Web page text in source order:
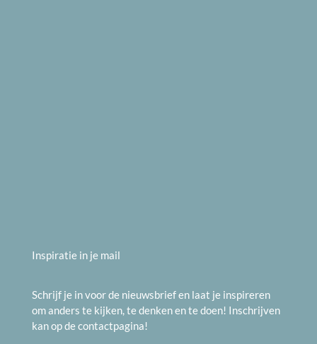
Inspiratie in je mail
Schrijf je in voor de nieuwsbrief en laat je inspireren
om anders te kijken, te denken en te doen! Inschrijven
kan op decontactpagina!